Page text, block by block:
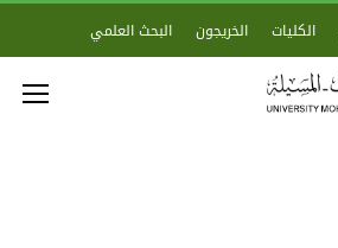
الكليات الخريجون البحث العلمي